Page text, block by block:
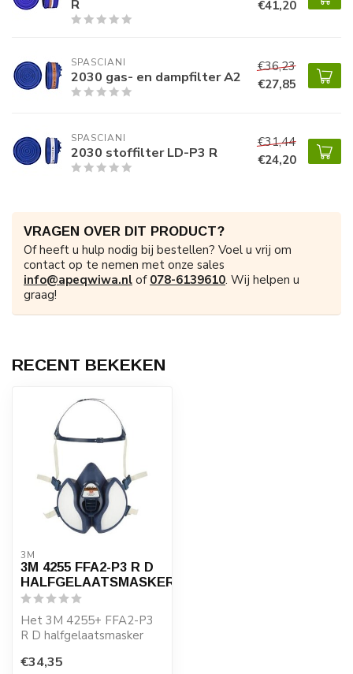
R €41,20
SPASCIANI
2030 gas- en dampfilter A2
€36,23
€27,85
SPASCIANI
2030 stoffilter LD-P3 R
€31,44
€24,20
VRAGEN OVER DIT PRODUCT?
Of heeft u hulp nodig bij bestellen? Voel u vrij om
contact op te nemen met onze sales
info@apeqwiwa.nl of 078-6139610. Wij helpen u
graag!
RECENT BEKEKEN
3M
3M 4255 FFA2-P3 R D
HALFGELAATSMASKER
Het 3M 4255+ FFA2-P3
R D halfgelaatsmasker
tegen organische d...
€34,35